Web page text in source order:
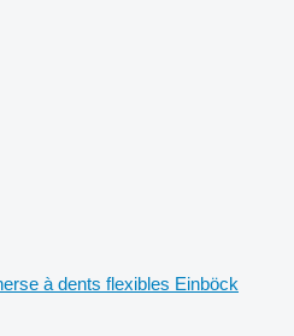
à dents flexibles Einböck